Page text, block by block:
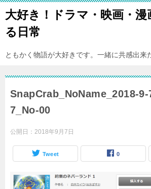
大好き！ドラマ・映画・漫
る日常
ともかく物語が大好きです。一緒に共感出来
SnapCrab_NoName_2018-9-
7_No-00
公開日： 2018年9月7日
Tweet 0